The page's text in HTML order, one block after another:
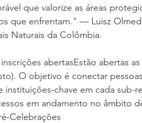
que valorize as áreas
que enfrentam." — Luisz
Naturais da Colômbia.
abertasEstão abertas
O objetivo é conectar
chave em cada sub-
em andamento no âmbito
Celebrações